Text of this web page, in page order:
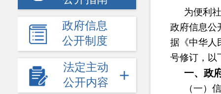
政府信息
公开制度
法定主动
公开内容
为便利
政府信息公
据《中华人
号修订，以
一、政
（一）